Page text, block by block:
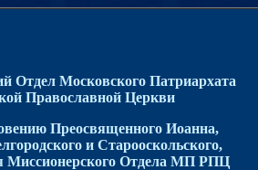
Отдел Московского Патриархата
Православной Церкви
Преосвященного Иоанна,
и Старооскольского,
Миссионерского Отдела МП РПЦ